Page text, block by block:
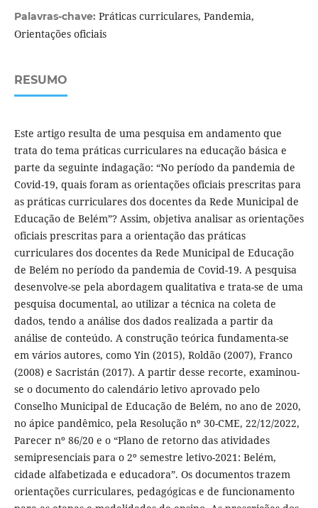
Palavras-chave: Práticas curriculares, Pandemia,
Orientações oficiais
RESUMO
Este artigo resulta de uma pesquisa em andamento que
trata do tema práticas curriculares na educação básica e
parte da seguinte indagação: “No período da pandemia de
Covid-19, quais foram as orientações oficiais prescritas para
as práticas curriculares dos docentes da Rede Municipal de
Educação de Belém”? Assim, objetiva analisar as orientações
oficiais prescritas para a orientação das práticas
curriculares dos docentes da Rede Municipal de Educação
de Belém no período da pandemia de Covid-19. A pesquisa
desenvolve-se pela abordagem qualitativa e trata-se de uma
pesquisa documental, ao utilizar a técnica na coleta de
dados, tendo a análise dos dados realizada a partir da
análise de conteúdo. A construção teórica fundamenta-se
em vários autores, como Yin (2015), Roldão (2007), Franco
(2008) e Sacristán (2017). A partir desse recorte, examinou-
se o documento do calendário letivo aprovado pelo
Conselho Municipal de Educação de Belém, no ano de 2020,
no ápice pandêmico, pela Resolução nº 30-CME, 22/12/2022,
Parecer nº 86/20 e o “Plano de retorno das atividades
semipresenciais para o 2º semestre letivo-2021: Belém,
cidade alfabetizada e educadora”. Os documentos trazem
orientações curriculares, pedagógicas e de funcionamento